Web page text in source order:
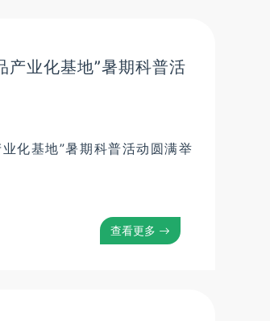
业化基地”暑期科普活
化基地”暑期科普活动圆满举
查看更多